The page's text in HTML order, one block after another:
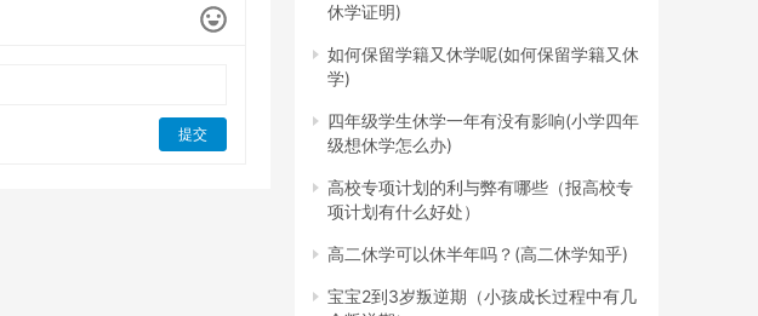
提交
休学证明)
如何保留学籍又休学呢(如何保留学籍又休
学)
四年级学生休学一年有没有影响(小学四年
级想休学怎么办)
高校专项计划的利与弊有哪些（报高校专
项计划有什么好处）
高二休学可以休半年吗？(高二休学知乎)
宝宝2到3岁叛逆期（小孩成长过程中有几